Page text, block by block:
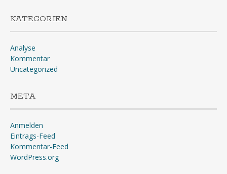
KATEGORIEN
Analyse
Kommentar
Uncategorized
META
Anmelden
Eintrags-Feed
Kommentar-Feed
WordPress.org